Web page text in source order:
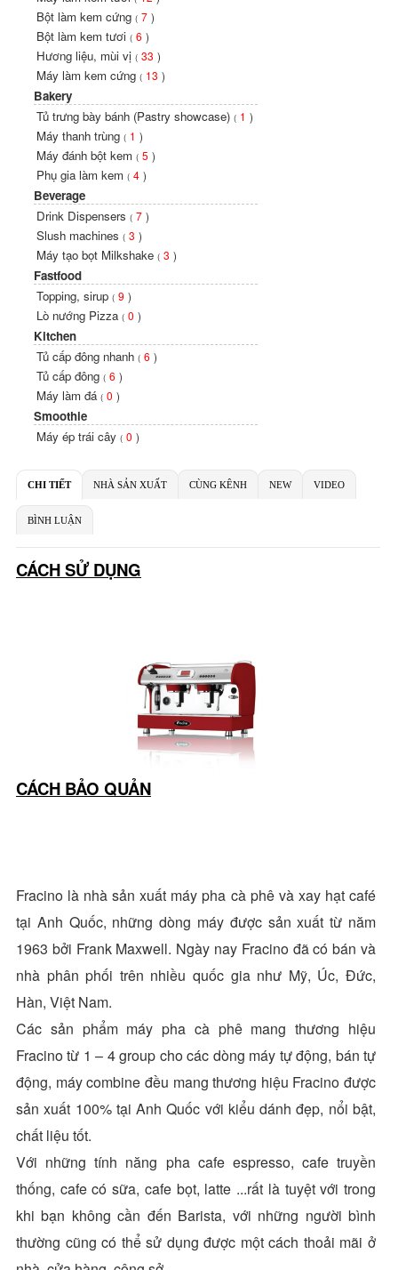
Bột làm kem cứng ( 7 )
Bột làm kem tươi ( 6 )
Hương liệu, mùi vị ( 33 )
Máy làm kem cứng ( 13 )
Bakery
Tủ trưng bày bánh (Pastry showcase) ( 1 )
Máy thanh trùng ( 1 )
Máy đánh bột kem ( 5 )
Phụ gia làm kem ( 4 )
Beverage
Drink Dispensers ( 7 )
Slush machines ( 3 )
Máy tạo bọt Milkshake ( 3 )
Fastfood
Topping, sirup ( 9 )
Lò nướng Pizza ( 0 )
Kitchen
Tủ cấp đông nhanh ( 6 )
Tủ cấp đông ( 6 )
Máy làm đá ( 0 )
Smoothie
Máy ép trái cây ( 0 )
CHI TIẾT NHÀ SẢN XUẤT CÙNG KÊNH NEW VIDEO
BÌNH LUẬN
CÁCH SỬ DỤNG
CÁCH BẢO QUẢN
Fracino là nhà sản xuất máy pha cà phê và xay hạt café
tại Anh Quốc, những dòng máy được sản xuất từ năm
1963 bởi Frank Maxwell. Ngày nay Fracino đã có bán và
nhà phân phối trên nhiều quốc gia như Mỹ, Úc, Đức,
Hàn, Việt Nam.
Các sản phẩm máy pha cà phê mang thương hiệu
Fracino từ 1 – 4 group cho các dòng máy tự động, bán tự
động, máy combine đều mang thương hiệu Fracino được
sản xuất 100% tại Anh Quốc với kiểu dánh đẹp, nổi bật,
chất liệu tốt.
Với những tính năng pha cafe espresso, cafe truyền
thống, cafe có sữa, cafe bọt, latte ...rất là tuyệt với trong
khi bạn không cần đến Barista, với những người bình
thường cũng có thể sử dụng được một cách thoải mãi ở